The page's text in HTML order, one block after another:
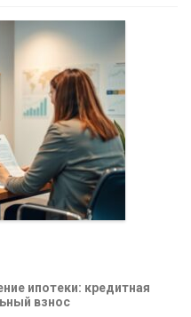
ипотеки: кредитная
взнос